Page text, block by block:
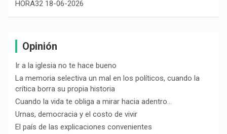
HORA32 18-06-2026
Opinión
Ir a la iglesia no te hace bueno
La memoria selectiva un mal en los políticos, cuando la
crítica borra su propia historia
Cuando la vida te obliga a mirar hacia adentro…
Urnas, democracia y el costo de vivir
El país de las explicaciones convenientes